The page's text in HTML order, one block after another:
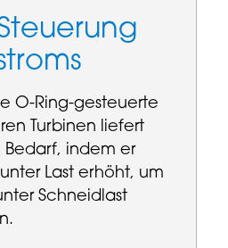
O-Ring-gesteuerte
Turbinen liefert
Bedarf, indem er
Last erhöht, um
Schneidlast